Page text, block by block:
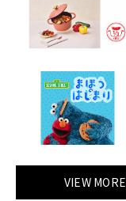
VIEW MORE